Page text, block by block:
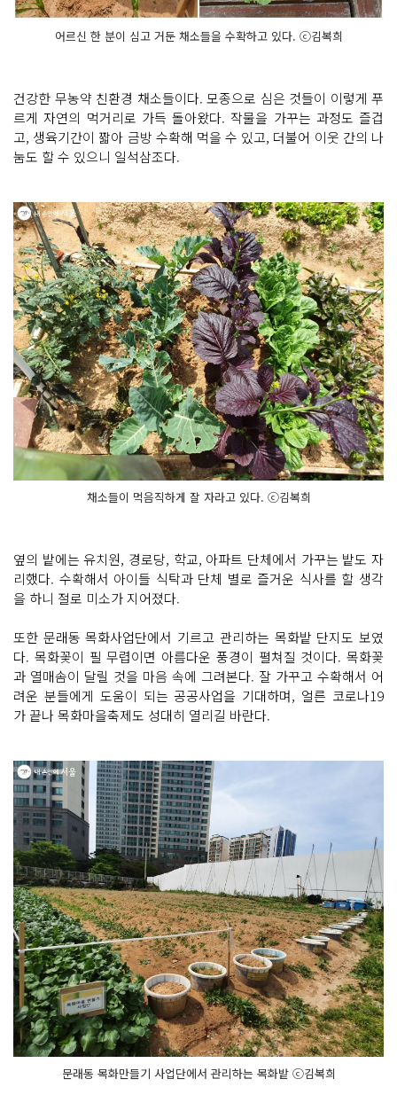
어르신 한 분이 심고 거둔 채소들을 수확하고 있다. ⓒ김복희
건강한 무농약 친환경 채소들이다. 모종으로 심은 것들이 이렇게 푸
르게 자연의 먹거리로 가득 돌아왔다. 작물을 가꾸는 과정도 즐겁
고, 생육기간이 짧아 금방 수확해 먹을 수 있고, 더불어 이웃 간의 나
눔도 할 수 있으니 일석삼조다.
채소들이 먹음직하게 잘 자라고 있다. ⓒ김복희
옆의 밭에는 유치원, 경로당, 학교, 아파트 단체에서 가꾸는 밭도 자
리했다. 수확해서 아이들 식탁과 단체 별로 즐거운 식사를 할 생각
을 하니 절로 미소가 지어졌다.
또한 문래동 목화사업단에서 기르고 관리하는 목화밭 단지도 보였
다. 목화꽃이 필 무렵이면 아름다운 풍경이 펼쳐질 것이다. 목화꽃
과 열매솜이 달릴 것을 마음 속에 그려본다. 잘 가꾸고 수확해서 어
려운 분들에게 도움이 되는 공공사업을 기대하며, 얼른 코로나19
가 끝나 목화마을축제도 성대히 열리길 바란다.
문래동 목화만들기 사업단에서 관리하는 목화밭 ⓒ김복희